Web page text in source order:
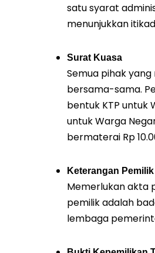
satu syarat
menunjukkan
Surat Kuasa
Semua pihak
bersama-sama.
bentuk KTP untuk
untuk Warga
bermaterai Rp
Keterangan
Memerlukan akta
pemilik adalah
lembaga